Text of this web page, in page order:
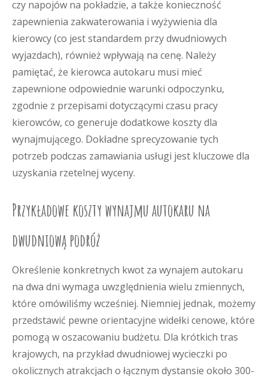
czy napojów na pokładzie, a także konieczność
zapewnienia zakwaterowania i wyżywienia dla
kierowcy (co jest standardem przy dwudniowych
wyjazdach), również wpływają na cenę. Należy
pamiętać, że kierowca autokaru musi mieć
zapewnione odpowiednie warunki odpoczynku,
zgodnie z przepisami dotyczącymi czasu pracy
kierowców, co generuje dodatkowe koszty dla
wynajmującego. Dokładne sprecyzowanie tych
potrzeb podczas zamawiania usługi jest kluczowe dla
uzyskania rzetelnej wyceny.
Przykładowe koszty wynajmu autokaru na
dwudniową podróż
Określenie konkretnych kwot za wynajem autokaru
na dwa dni wymaga uwzględnienia wielu zmiennych,
które omówiliśmy wcześniej. Niemniej jednak, możemy
przedstawić pewne orientacyjne widełki cenowe, które
pomogą w oszacowaniu budżetu. Dla krótkich tras
krajowych, na przykład dwudniowej wycieczki po
okolicznych atrakcjach o łącznym dystansie około 300-